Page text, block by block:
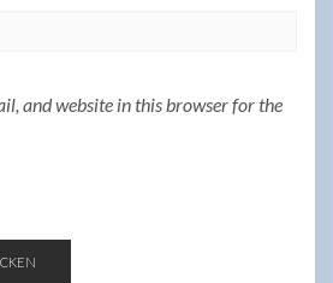
and website in this browser for the